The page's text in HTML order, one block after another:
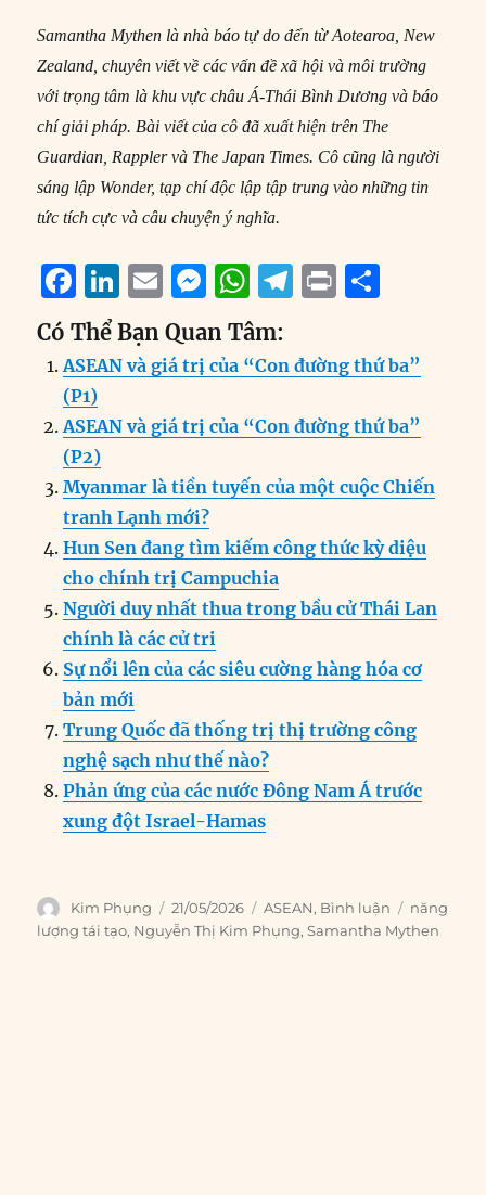
Samantha Mythen là nhà báo tự do đến từ Aotearoa, New
Zealand, chuyên viết về các vấn đề xã hội và môi trường
với trọng tâm là khu vực châu Á-Thái Bình Dương và báo
chí giải pháp. Bài viết của cô đã xuất hiện trên The
Guardian, Rappler và The Japan Times. Cô cũng là người
sáng lập Wonder, tạp chí độc lập tập trung vào những tin
tức tích cực và câu chuyện ý nghĩa.
F
a
c
e
b
o
o
k
Li
n
k
e
d
n
E
m
ai
l
M
e
ss
e
n
er
W
h
at
s
A
p
T
e
g
r
m
P
n
t
a
re
Có Thể Bạn Quan Tâm:
ASEAN và giá trị của “Con đường thứ ba”
(P1)
ASEAN và giá trị của “Con đường thứ ba”
(P2)
Myanmar là tiền tuyến của một cuộc Chiến
tranh Lạnh mới?
Hun Sen đang tìm kiếm công thức kỳ diệu
cho chính trị Campuchia
Người duy nhất thua trong bầu cử Thái Lan
chính là các cử tri
Sự nổi lên của các siêu cường hàng hóa cơ
bản mới
Trung Quốc đã thống trị thị trường công
nghệ sạch như thế nào?
Phản ứng của các nước Đông Nam Á trước
xung đột Israel-Hamas
Author
Kim Phụng
Posted
on
21/05/2026 Categories
ASEAN, Bình luận Tags
năng
lượng tái tạo, Nguyễn Thị Kim Phụng,Samantha Mythen